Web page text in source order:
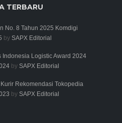
TERBARU
No. 8 Tahun 2025 Komdigi
by SAPX Editorial
Indonesia Logistic Award 2024
by SAPX Editorial
Rekomendasi Tokopedia
by SAPX Editorial